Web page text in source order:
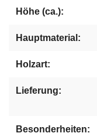
Höhe (ca.):
Hauptmaterial:
Holzart:
Lieferung:
Besonderheiten: